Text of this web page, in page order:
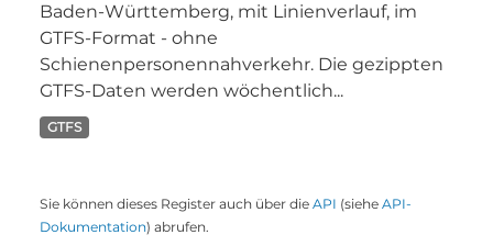
Baden-Württemberg, mit Linienverlauf, im
GTFS-Format - ohne
Schienenpersonennahverkehr. Die gezippten
GTFS-Daten werden wöchentlich...
GTFS
Sie können dieses Register auch über die API (siehe API-
Dokumentation) abrufen.